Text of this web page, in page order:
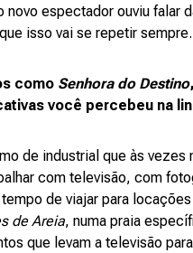
novo espectador ouviu falar
isso vai se repetir sempre.
como Senhora do Destino,
você percebeu na
de industrial que às
com televisão, com
de viajar para
de Areia, numa praia
que levam a televisão